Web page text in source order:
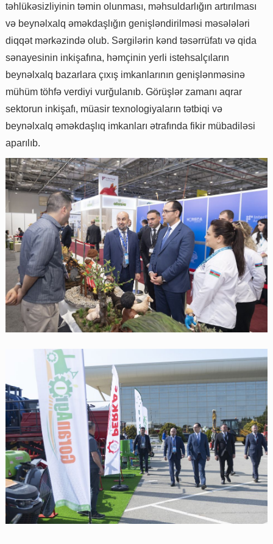
təhlükəsizliyinin təmin olunması, məhsuldarlığın artırılması
və beynəlxalq əməkdaşlığın genişləndirilməsi məsələləri
diqqət mərkəzində olub. Sərgilərin kənd təsərrüfatı və qida
sənayesinin inkişafına, həmçinin yerli istehsalçıların
beynəlxalq bazarlara çıxış imkanlarının genişlənməsinə
mühüm töhfə verdiyi vurğulanıb. Görüşlər zamanı aqrar
sektorun inkişafı, müasir texnologiyaların tətbiqi və
beynəlxalq əməkdaşlıq imkanları ətrafında fikir mübadiləsi
aparılıb.